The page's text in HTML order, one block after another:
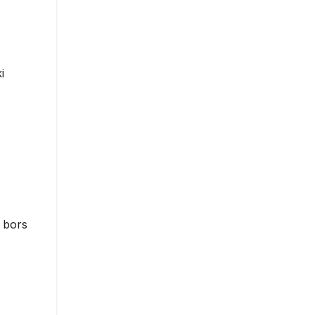
bors